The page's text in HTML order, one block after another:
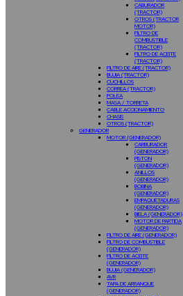
CABURADOR
(TRACTOR)
OTROS (TRACTOR
MOTOR)
FILTRO DE
COMBUSTIBLE
(TRACTOR)
FILTRO DE ACEITE
(TRACTOR)
FILTRO DE AIRE (TRACTOR)
BUJIA (TRACTOR)
CUCHILLOS
CORREA (TRACTOR)
POLEA
MASA / TORRETA
CABLE ACCIONAMIENTO
CHASIS
OTROS (TRACTOR)
GENERADOR
MOTOR (GENERADOR)
CARBURADOR
(GENERADOR)
PISTON
(GENERADOR)
ANILLOS
(GENERADOR)
BOBINA
(GENERADOR)
EMPAQUETADURAS
(GENERADOR)
BIELA (GENERADOR)
MOTOR DE PARTIDA
(GENERADOR)
FILTRO DE AIRE (GENERADOR)
FILTRO DE COMBUSTIBLE
(GENERADOR)
FILTRO DE ACEITE
(GENERADOR)
BUJIA (GENERADOR)
AVR
TAPA DE ARRANQUE
(GENERADOR)